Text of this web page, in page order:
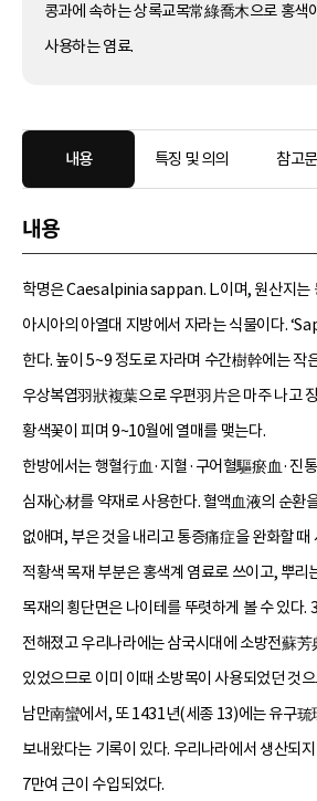
콩과에 속하는 상록교목常綠喬木으로 홍색
사용하는 염료.
내용 특징 및 의의 참고
내용
학명은 Caesalpinia sappan. L.이며, 원산지는
아시아의 아열대 지방에서 자라는 식물이다.
한다. 높이 5~9 정도로 자라며 수간樹幹에는 작
우상복엽羽狀複葉으로 우편羽片은 마주 나고
황색꽃이 피며 9~10월에 열매를 맺는다.
한방에서는 행혈行血·지혈·구어혈驅瘀血·진
심재心材를 약재로 사용한다. 혈액血液의 순환
없애며, 부은 것을 내리고 통증痛症을 완화할 때
적황색 목재 부분은 홍색계 염료로 쓰이고, 뿌리
목재의 횡단면은 나이테를 뚜렷하게 볼 수 있다.
전해졌고 우리나라에는 삼국시대에 소방전蘇芳
있었으므로 이미 이때 소방목이 사용되었던 것
남만南蠻에서, 또 1431년(세종 13)에는 유구琉
보내왔다는 기록이 있다. 우리나라에서 생산되
7만여 근이 수입되었다.